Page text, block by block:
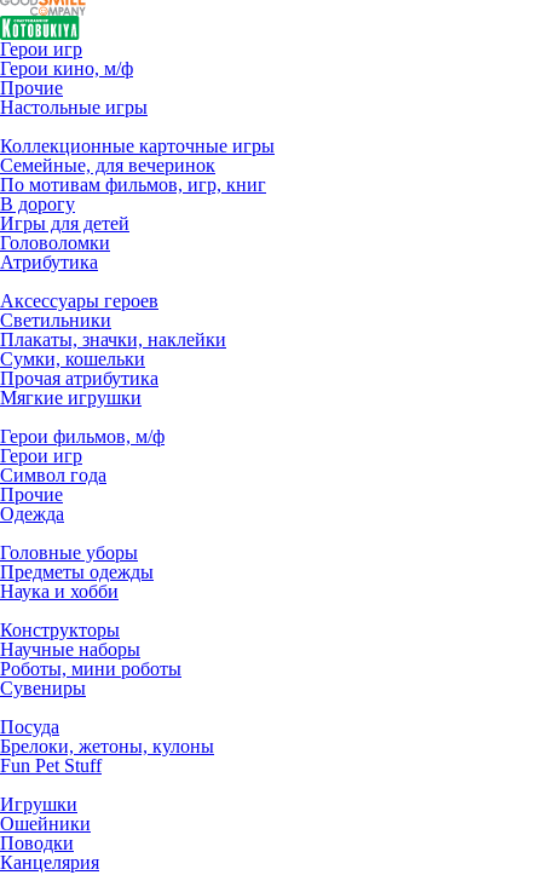
Герои игр
Герои кино, м/ф
Прочие
Настольные игры
Коллекционные карточные игры
Семейные, для вечеринок
По мотивам фильмов, игр, книг
В дорогу
Игры для детей
Головоломки
Атрибутика
Аксессуары героев
Светильники
Плакаты, значки, наклейки
Сумки, кошельки
Прочая атрибутика
Мягкие игрушки
Герои фильмов, м/ф
Герои игр
Символ года
Прочие
Одежда
Головные уборы
Предметы одежды
Наука и хобби
Конструкторы
Научные наборы
Роботы, мини роботы
Сувениры
Посуда
Брелоки, жетоны, кулоны
Fun Pet Stuff
Игрушки
Ошейники
Поводки
Канцелярия